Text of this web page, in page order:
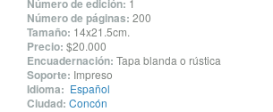
Número de edición: 1
Número de páginas: 200
Tamaño: 14x21.5cm.
Precio: $20.000
Encuadernación: Tapa blanda o rústica
Soporte: Impreso
Idioma: Español
Ciudad: Concón